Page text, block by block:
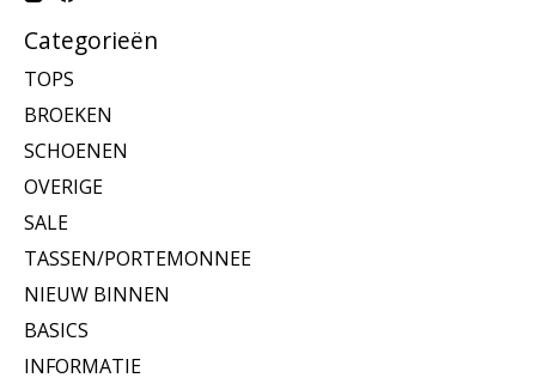
Categorieën
TOPS
BROEKEN
SCHOENEN
OVERIGE
SALE
TASSEN/PORTEMONNEE
NIEUW BINNEN
BASICS
INFORMATIE